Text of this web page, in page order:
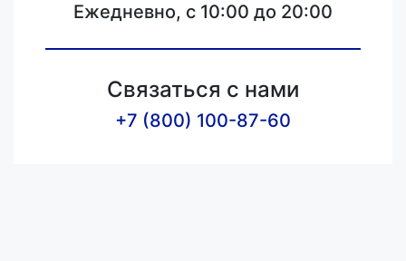
Ежедневно, с 10:00 до 20:00
Связаться с нами
+7 (800) 100-87-60